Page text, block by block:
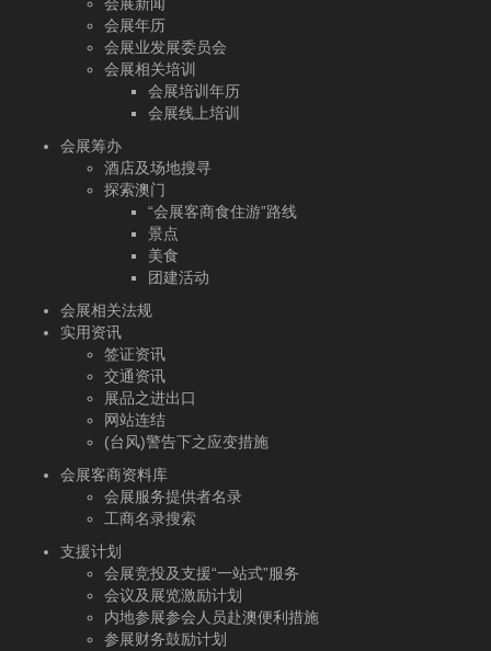
会展新闻
会展年历
会展业发展委员会
会展相关培训
会展培训年历
会展线上培训
会展筹办
酒店及场地搜寻
探索澳门
“会展客商食住游”路线
景点
美食
团建活动
会展相关法规
实用资讯
签证资讯
交通资讯
展品之进出口
网站连结
(台风)警告下之应变措施
会展客商资料库
会展服务提供者名录
工商名录搜索
支援计划
会展竞投及支援“一站式”服务
会议及展览激励计划
内地参展参会人员赴澳便利措施
参展财务鼓励计划